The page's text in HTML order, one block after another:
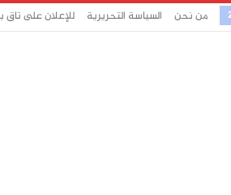
من نحن السياسة التحريرية للإعلان على